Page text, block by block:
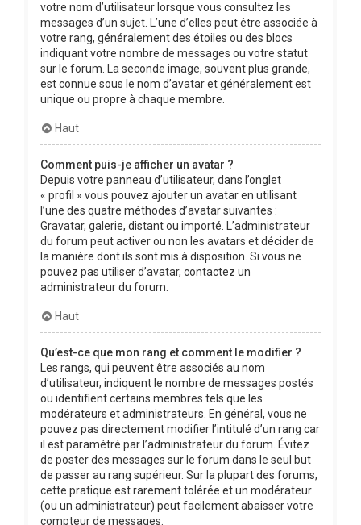
votre nom d’utilisateur lorsque vous consultez les
messages d’un sujet. L’une d’elles peut être associée à
votre rang, généralement des étoiles ou des blocs
indiquant votre nombre de messages ou votre statut
sur le forum. La seconde image, souvent plus grande,
est connue sous le nom d’avatar et généralement est
unique ou propre à chaque membre.
Haut
Comment puis-je afficher un avatar ?
Depuis votre panneau d’utilisateur, dans l’onglet
« profil » vous pouvez ajouter un avatar en utilisant
l’une des quatre méthodes d’avatar suivantes :
Gravatar, galerie, distant ou importé. L’administrateur
du forum peut activer ou non les avatars et décider de
la manière dont ils sont mis à disposition. Si vous ne
pouvez pas utiliser d’avatar, contactez un
administrateur du forum.
Haut
Qu’est-ce que mon rang et comment le modifier ?
Les rangs, qui peuvent être associés au nom
d’utilisateur, indiquent le nombre de messages postés
ou identifient certains membres tels que les
modérateurs et administrateurs. En général, vous ne
pouvez pas directement modifier l’intitulé d’un rang car
il est paramétré par l’administrateur du forum. Évitez
de poster des messages sur le forum dans le seul but
de passer au rang supérieur. Sur la plupart des forums,
cette pratique est rarement tolérée et un modérateur
(ou un administrateur) peut facilement abaisser votre
compteur de messages.